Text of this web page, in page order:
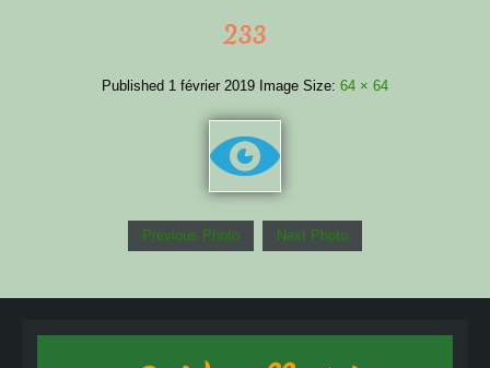
233
Published 1 février 2019 Image Size: 64 × 64
Previous Photo Next Photo